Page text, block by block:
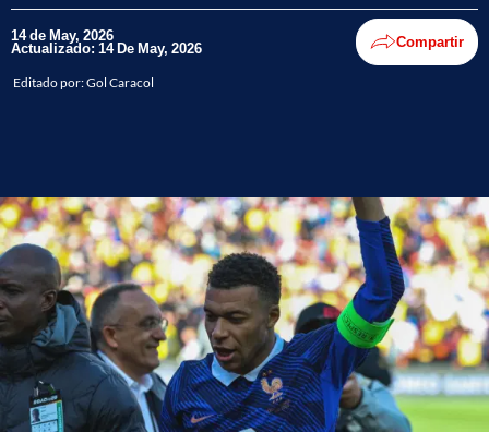
14 de May, 2026
Actualizado: 14 De May, 2026 Compartir
Editado por:Gol Caracol